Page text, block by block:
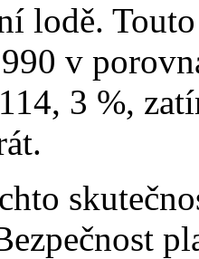
lodě.
v
3 %,